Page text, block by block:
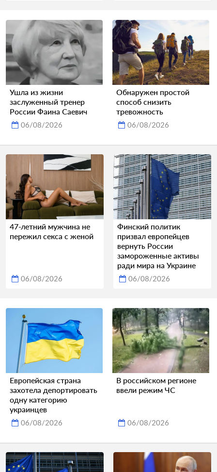
Ушла из жизни
заслуженный тренер
России Фаина Саевич
06/08/2026
Обнаружен простой
способ снизить
тревожность
06/08/2026
47-летний мужчина не
пережил секса с женой
06/08/2026
Финский политик
призвал европейцев
вернуть России
замороженные активы
ради мира на Украине
06/08/2026
Европейская страна
захотела депортировать
одну категорию
украинцев
06/08/2026
В российском регионе
ввели режим ЧС
06/08/2026